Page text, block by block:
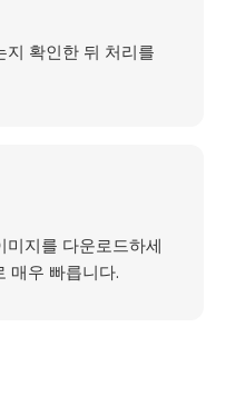
지 확인한 뒤 처리를
지를 다운로드하세
매우 빠릅니다.